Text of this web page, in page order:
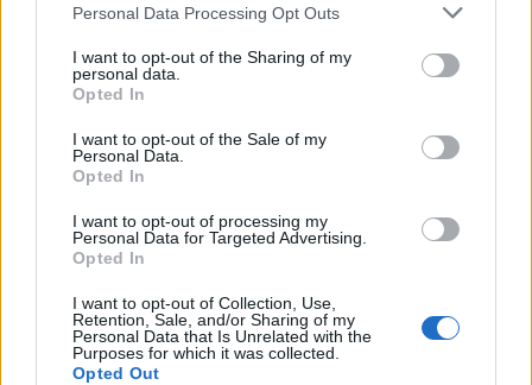
Personal Data Processing Opt Outs
I want to opt-out of the Sharing of my
personal data.
Opted In
I want to opt-out of the Sale of my
Personal Data.
Opted In
I want to opt-out of processing my
Personal Data for Targeted Advertising.
Opted In
I want to opt-out of Collection, Use,
Retention, Sale, and/or Sharing of my
Personal Data that Is Unrelated with the
Purposes for which it was collected.
Opted Out
ngjyrë bazuar në ngjyrën
e syve